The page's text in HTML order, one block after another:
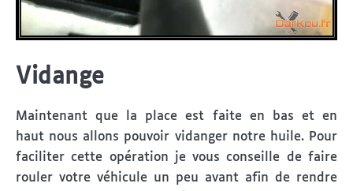
Vidange
Maintenant que la place est faite en bas et en
haut nous allons pouvoir vidanger notre huile. Pour
faciliter cette opération je vous conseille de faire
rouler votre véhicule un peu avant afin de rendre